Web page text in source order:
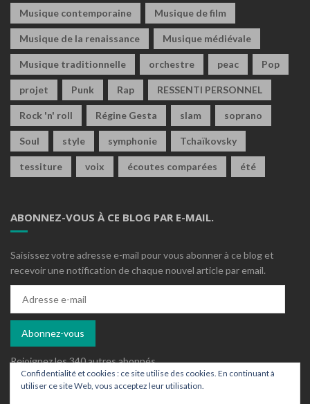
Musique contemporaine Musique de film
Musique de la renaissance Musique médiévale
Musique traditionnelle orchestre peac Pop
projet Punk Rap RESSENTI PERSONNEL
Rock 'n' roll Régine Gesta slam soprano
Soul style symphonie Tchaïkovsky
tessiture voix écoutes comparées été
ABONNEZ-VOUS À CE BLOG PAR E-MAIL.
Saisissez votre adresse e-mail pour vous abonner à ce blog et
recevoir une notification de chaque nouvel article par email.
mail
Abonnez-vous
Rejoignez les 340 autres abonnés
Confidentialité et cookies : ce site utilise des cookies. En continuant à
utiliser ce site Web, vous acceptez leur utilisation.